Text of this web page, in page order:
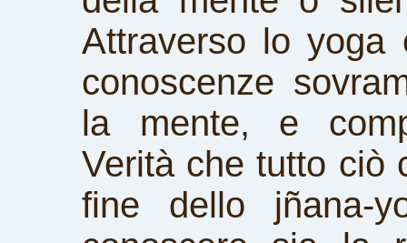
Attraverso lo yoga
conoscenze
la mente, e
Verità che tutto ciò
fine dello jñana-